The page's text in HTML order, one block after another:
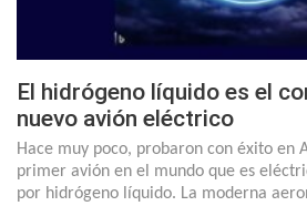
El hidrógeno líquido es el
nuevo avión eléctrico
Hace muy poco, probaron con éxito en
primer avión en el mundo que es
por hidrógeno líquido. La moderna